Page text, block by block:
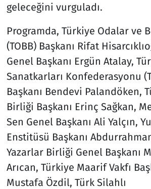
geleceğini vurguladı.
Programda, Türkiye Odalar ve
(TOBB) Başkanı Rifat
Genel Başkanı Ergün Atalay,
Sanatkarları Konfederasyonu
Başkanı Bendevi Palandöken,
Birliği Başkanı Erinç Sağkan,
Sen Genel Başkanı Ali Yalçın,
Enstitüsü Başkanı
Yazarlar Birliği Genel Başkanı
Arıcan, Türkiye Maarif Vakfı
Mustafa Özdil, Türk Silahlı